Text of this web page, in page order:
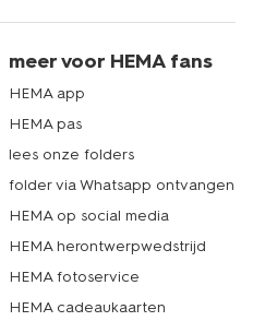
meer voor HEMA fans
HEMA app
HEMA pas
lees onze folders
folder via Whatsapp ontvangen
HEMA op social media
HEMA herontwerpwedstrijd
HEMA fotoservice
HEMA cadeaukaarten